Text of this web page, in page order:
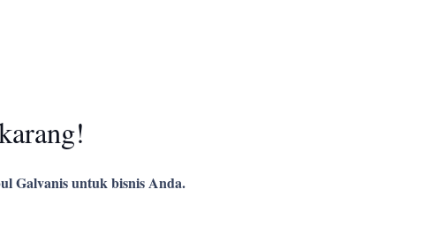
Galvanis untuk bisnis Anda.